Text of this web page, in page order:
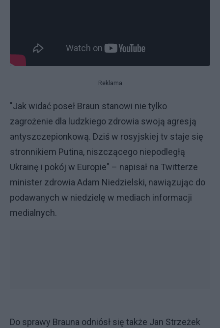
Reklama
"Jak widać poseł Braun stanowi nie tylko
zagrożenie dla ludzkiego zdrowia swoją agresją
antyszczepionkową. Dziś w rosyjskiej tv staje się
stronnikiem Putina, niszczącego niepodległą
Ukrainę i pokój w Europie" – napisał na Twitterze
minister zdrowia Adam Niedzielski, nawiązując do
podawanych w niedzielę w mediach informacji
medialnych.
Do sprawy Brauna odniósł się także Jan Strzeżek